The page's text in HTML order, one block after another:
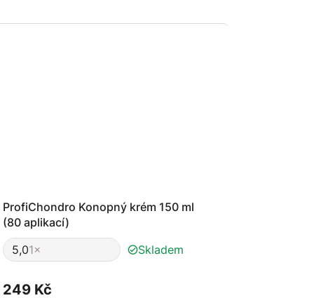
ProfiChondro Konopný krém 150 ml
(80 aplikací)
Průměrné
hodnocení
je
5,01× Skladem
249 Kč